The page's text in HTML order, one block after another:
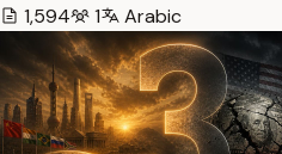
1,594
1 Arabic